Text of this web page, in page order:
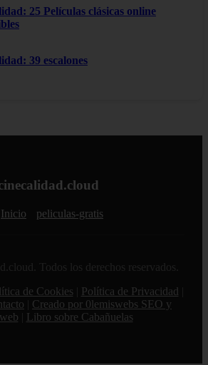
25 Películas clásicas online
39 escalones
Inicio peliculas-gratis
Todos los derechos reservados.
de Cookies Política de Privacidad
Creado por 0lemiswebs SEO y
Libro sobre Cabañuelas